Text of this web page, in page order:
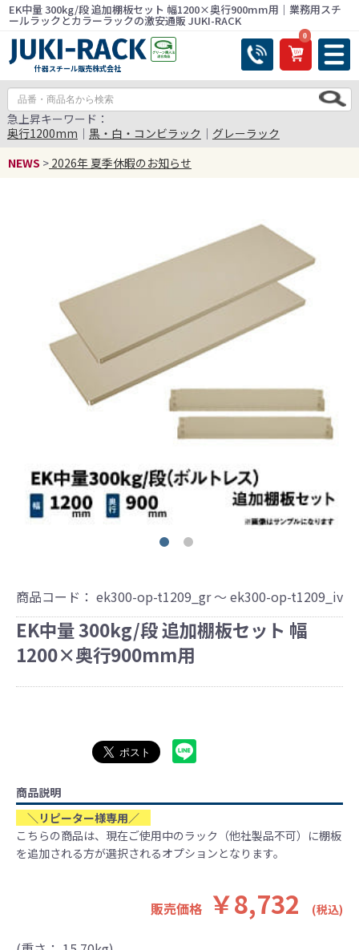
EK中量 300kg/段 追加棚板セット 幅1200×奥行900mm用｜業務用スチ
ールラックとカラーラックの激安通販 JUKI-RACK
什器スチール販売株式会社
0
急上昇キーワード：
奥行1200mm ｜ 黒・白・コンビラック ｜ グレーラック
NEWS > 2026年 夏季休暇のお知らせ
商品コード： ek300-op-t1209_gr ～ ek300-op-t1209_iv
EK中量 300kg/段 追加棚板セット 幅
1200×奥行900mm用
商品説明
＼リピーター様専用／
こちらの商品は、現在ご使用中のラック（他社製品不可）に棚板
を追加される方が選択されるオプションとなります。
販売価格 ￥8,732 (税込)